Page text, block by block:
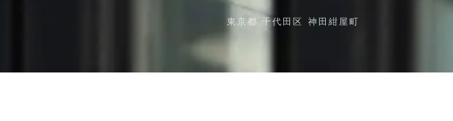
東京都 千代田区 神田紺屋町